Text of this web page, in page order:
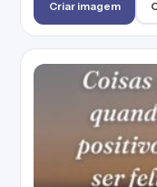
o Ano Novo!
Criar imagem
Enxergue o dia
uma
acontecer!